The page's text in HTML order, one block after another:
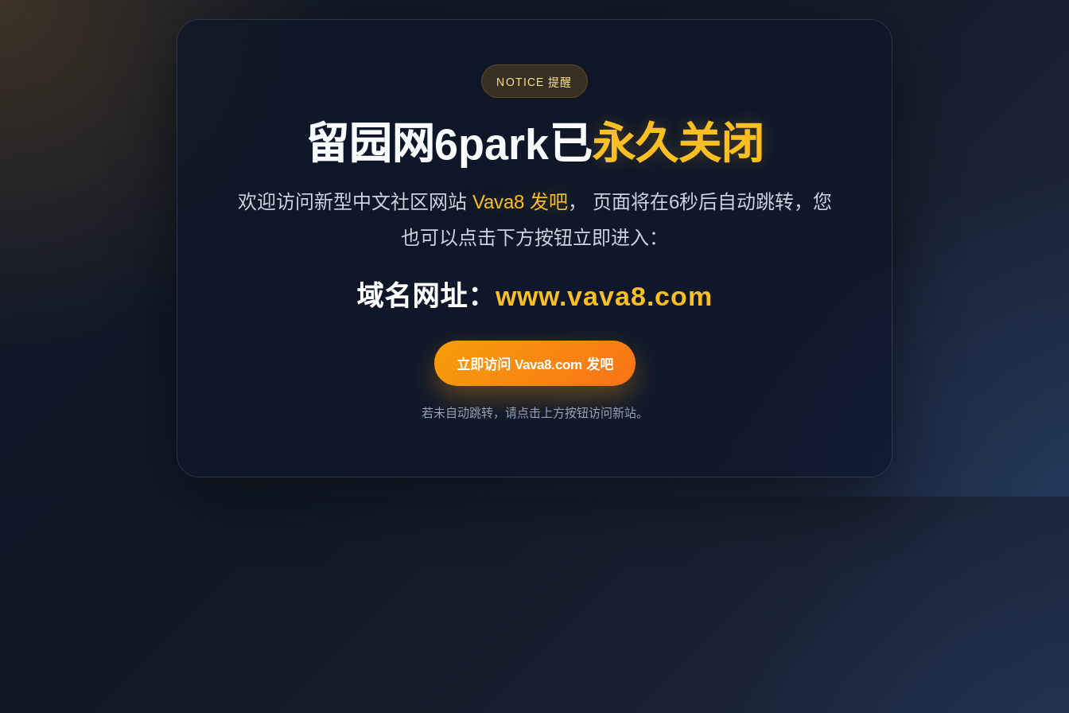
NOTICE 提醒
留园网6park已永久关闭
欢迎访问新型中文社区网站 Vava8 发吧， 页面将在6秒后自动跳转，您
也可以点击下方按钮立即进入：
域名网址： www.vava8.com
立即访问 Vava8.com 发吧
若未自动跳转，请点击上方按钮访问新站。